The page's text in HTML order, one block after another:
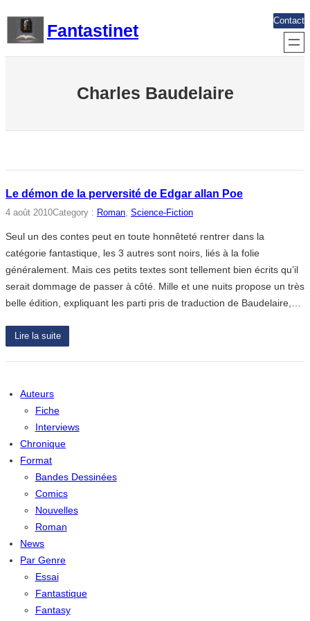
contenu
Fantastinet
Contact
Charles Baudelaire
Le démon de la perversité de Edgar allan Poe
4 août 2010Category : Roman, Science-Fiction
Seul un des contes peut en toute honnêteté rentrer dans la
catégorie fantastique, les 3 autres sont noirs, liés à la folie
généralement. Mais ces petits textes sont tellement bien écrits qu’il
serait dommage de passer à côté. Mille et une nuits propose un très
belle édition, expliquant les parti pris de traduction de Baudelaire,…
Lire la suite
Auteurs
Fiche
Interviews
Chronique
Format
Bandes Dessinées
Comics
Nouvelles
Roman
News
Par Genre
Essai
Fantastique
Fantasy